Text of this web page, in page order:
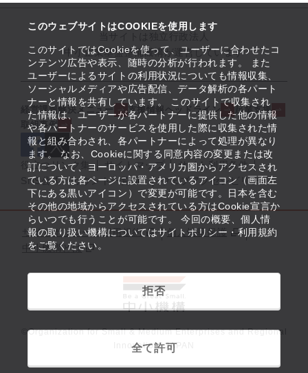
このウェブサイトはCOOKIEを使用します
このサイトではCookieを使って、ユーザーに合わせたコ
ンテンツ広告や表示、随時の分析が行われます。 また
ユーザーによるサイトの利用状況についても情報収集、
ソーシャルメディアや広告配信、データ解析の各パート
ナーと情報を共有しています。 このサイトで収集され
た情報は、ユーザーが各パートナーに提供した他の情報
や各パートナーのサービスを使用した際に収集された情
報と組み合わされ、各パートナーによって処理が異なり
ます。 なお、Cookieに関する同意内容の変更または改
訂について、ヨーロッパ・アメリカ圏からアクセスされ
ている方は各ページに設置されているアイコン（画面左
下にある黒いアイコン）で変更が可能です。日本を含む
その他の地域からアクセスされている方はCookie宣言か
らいつでも行うことが可能です。 今回の概要、個人情
報の取り扱い機構についてはサイトポリシー・利用規約
をご覧ください。
拒否
全て許可
中小企業基盤整備機構が運営しています
経営課題解決メニュー 支援情報ヘッドライン
起業支援
取組事例
役立つリンク集 サイトマップ
サイト利用条件
SNS公式アカウント一覧
ウェブアクセシビリティ
サイトポリシー・利用規約
個人情報保護
中小機構とは
©Organization for Small & Medium Enterprises and Regional
Innovation, JAPAN